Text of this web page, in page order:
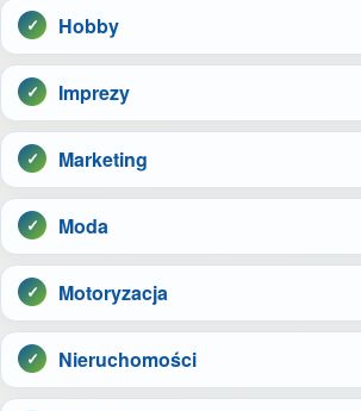
Hobby
Imprezy
Marketing
Moda
Motoryzacja
Nieruchomości